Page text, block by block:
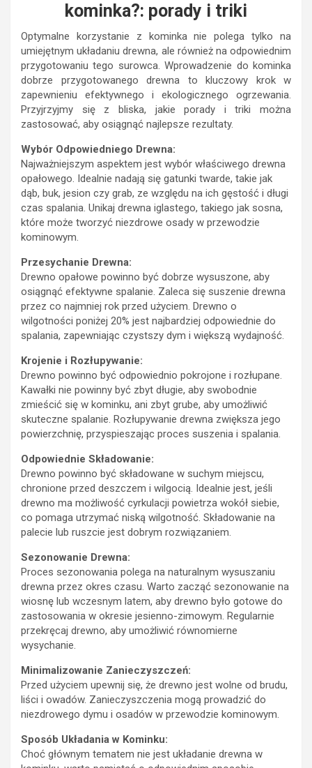
kominka?: porady i triki
Optymalne korzystanie z kominka nie polega tylko na
umiejętnym układaniu drewna, ale również na odpowiednim
przygotowaniu tego surowca. Wprowadzenie do kominka
dobrze przygotowanego drewna to kluczowy krok w
zapewnieniu efektywnego i ekologicznego ogrzewania.
Przyjrzyjmy się z bliska, jakie porady i triki można
zastosować, aby osiągnąć najlepsze rezultaty.
Wybór Odpowiedniego Drewna:
Najważniejszym aspektem jest wybór właściwego drewna
opałowego. Idealnie nadają się gatunki twarde, takie jak
dąb, buk, jesion czy grab, ze względu na ich gęstość i długi
czas spalania. Unikaj drewna iglastego, takiego jak sosna,
które może tworzyć niezdrowe osady w przewodzie
kominowym.
Przesychanie Drewna:
Drewno opałowe powinno być dobrze wysuszone, aby
osiągnąć efektywne spalanie. Zaleca się suszenie drewna
przez co najmniej rok przed użyciem. Drewno o
wilgotności poniżej 20% jest najbardziej odpowiednie do
spalania, zapewniając czystszy dym i większą wydajność.
Krojenie i Rozłupywanie:
Drewno powinno być odpowiednio pokrojone i rozłupane.
Kawałki nie powinny być zbyt długie, aby swobodnie
zmieścić się w kominku, ani zbyt grube, aby umożliwić
skuteczne spalanie. Rozłupywanie drewna zwiększa jego
powierzchnię, przyspieszając proces suszenia i spalania.
Odpowiednie Składowanie:
Drewno powinno być składowane w suchym miejscu,
chronione przed deszczem i wilgocią. Idealnie jest, jeśli
drewno ma możliwość cyrkulacji powietrza wokół siebie,
co pomaga utrzymać niską wilgotność. Składowanie na
palecie lub ruszcie jest dobrym rozwiązaniem.
Sezonowanie Drewna:
Proces sezonowania polega na naturalnym wysuszaniu
drewna przez okres czasu. Warto zacząć sezonowanie na
wiosnę lub wczesnym latem, aby drewno było gotowe do
zastosowania w okresie jesienno-zimowym. Regularnie
przekręcaj drewno, aby umożliwić równomierne
wysychanie.
Minimalizowanie Zanieczyszczeń:
Przed użyciem upewnij się, że drewno jest wolne od brudu,
liści i owadów. Zanieczyszczenia mogą prowadzić do
niezdrowego dymu i osadów w przewodzie kominowym.
Sposób Układania w Kominku:
Choć głównym tematem nie jest układanie drewna w